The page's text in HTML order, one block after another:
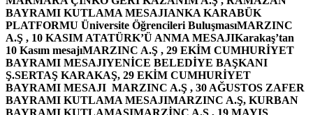
BAYRAMI KUTLAMA MESAJIANKA KARABÜK
PLATFORMU Üniversite Öğrencileri BuluşmasıMARZINC
A.Ş , 10 KASIM ATATÜRK’Ü ANMA MESAJIKarakaş’tan
10 Kasım mesajıMARZINC A.Ş , 29 EKİM CUMHURİYET
BAYRAMI MESAJIYENİCE BELEDİYE BAŞKANI
Ş.SERTAŞ KARAKAŞ, 29 EKİM CUMHURİYET
BAYRAMI MESAJI MARZINC A.Ş , 30 AĞUSTOS ZAFER
BAYRAMI KUTLAMA MESAJIMARZINC A.Ş, KURBAN
BAYRAMI KUTLAMASIMARZİNC A.Ş , 19 MAYIS